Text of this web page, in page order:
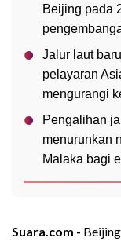
Beijing pada
Jalur laut
pelayaran
mengurangi
Pengalihan
menurunkan
Malaka bagi
Suara.com -